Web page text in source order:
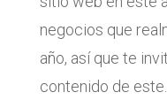
negocios que
año, así que te
contenido de este...